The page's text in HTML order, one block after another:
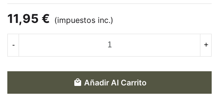
11,95 € (impuestos inc.)
- +
Añadir Al Carrito